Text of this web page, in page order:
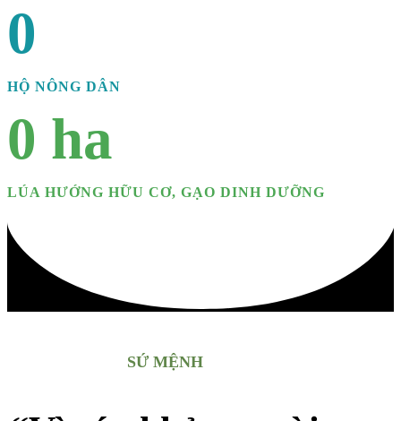
0
HỘ NÔNG DÂN
0 ha
LÚA HƯỚNG HỮU CƠ, GẠO DINH DƯỠNG
SỨ MỆNH